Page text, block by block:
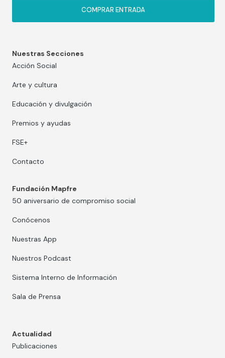
COMPRAR ENTRADA
Nuestras Secciones
Acción Social
Arte y cultura
Educación y divulgación
Premios y ayudas
FSE+
Contacto
Fundación Mapfre
50 aniversario de compromiso social
Conócenos
Nuestras App
Nuestros Podcast
Sistema Interno de Información
Sala de Prensa
Actualidad
Publicaciones